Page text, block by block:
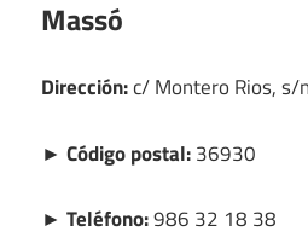
Massó
Dirección:c/ Montero Rios, s/
► Código postal:36930
► Teléfono:986 32 18 38